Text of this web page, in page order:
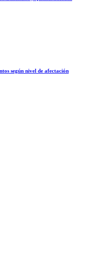
según nivel de afectación